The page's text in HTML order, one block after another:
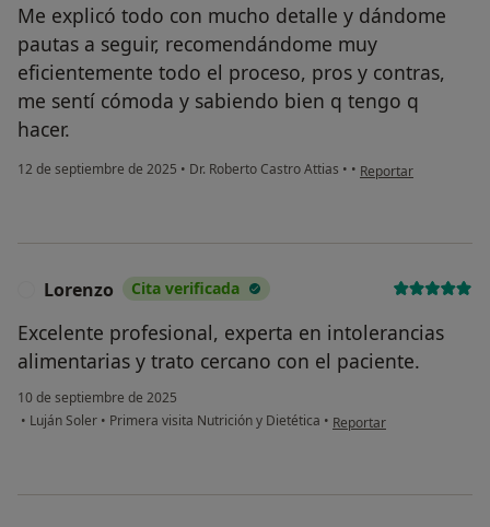
Me explicó todo con mucho detalle y dándome
pautas a seguir, recomendándome muy
eficientemente todo el proceso, pros y contras,
me sentí cómoda y sabiendo bien q tengo q
hacer.
12 de septiembre de 2025 • Dr. Roberto Castro Attias • • en opinión del
Reportar
Lorenzo Cita verificada
Excelente profesional, experta en intolerancias
alimentarias y trato cercano con el paciente.
10 de septiembre de 2025
• Luján Soler • Primera visita Nutrición y Dietética • en opinión del usuario
Reportar